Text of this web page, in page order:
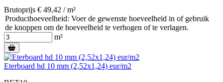
Brutoprijs € 49,42 / m²
Producthoeveelheid: Voer de gewenste hoeveelheid in of gebruik
de knoppen om de hoeveelheid te verhogen of te verlagen.
m²
Eterboard hd 10 mm (2,52x1,24) eur/m2